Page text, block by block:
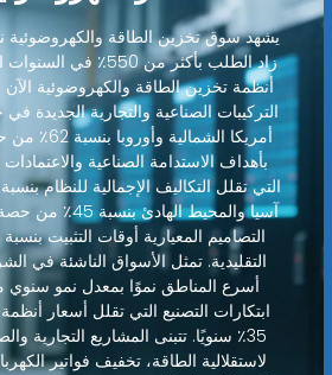
يشهد سوق تخزين الطاقة
زاد الطلب بأكثر من
التركيبات الصناعية والتجارية الجديدة في
أمريكا
بأهداف الاستدامة الصناعية والاعتمادات
آسيا والمحيط
التقليدية. تمثل الأسواق الناشئة في
ابتكارات التصنيع التي تقلل أسعار
35٪ سنويًا. تتبنى المشاريع التجارية
لاستقلالية الطاقة، تخفيف فواتير